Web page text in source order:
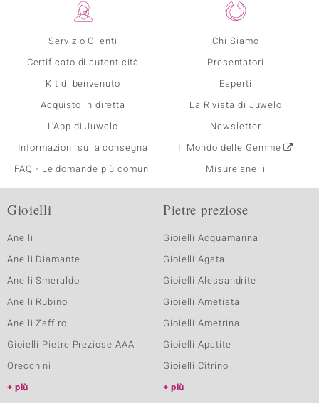
Servizio Clienti
Certificato di autenticità
Kit di benvenuto
Acquisto in diretta
L'App di Juwelo
Informazioni sulla consegna
FAQ - Le domande più comuni
Chi Siamo
Presentatori
Esperti
La Rivista di Juwelo
Newsletter
Il Mondo delle Gemme
Misure anelli
Gioielli
Anelli
Anelli Diamante
Anelli Smeraldo
Anelli Rubino
Anelli Zaffiro
Gioielli Pietre Preziose AAA
Orecchini
più
Pietre preziose
Gioielli Acquamarina
Gioielli Agata
Gioielli Alessandrite
Gioielli Ametista
Gioielli Ametrina
Gioielli Apatite
Gioielli Citrino
più